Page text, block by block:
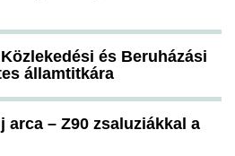
és Beruházási
államtitkára
arca – Z90 zsaluziákkal a